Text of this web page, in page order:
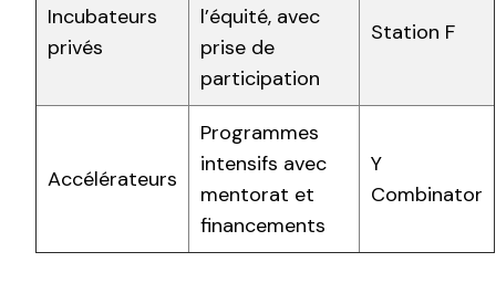
Incubateurs
privés
l’équité, avec
prise de
participation
Station F
Accélérateurs
Programmes
intensifs avec
mentorat et
financements
Y
Combinator